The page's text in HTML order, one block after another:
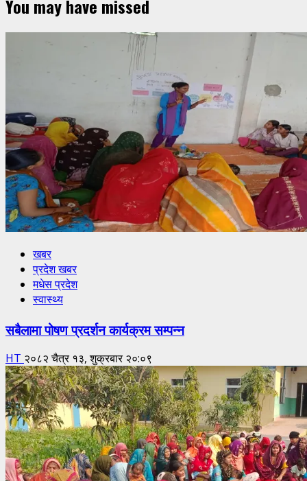
You may have missed
खबर
प्रदेश खबर
मधेस प्रदेश
स्वास्थ्य
सबैलामा पोषण प्रदर्शन कार्यक्रम सम्पन्न
HT २०८२ चैत्र १३, शुक्रबार २०:०९